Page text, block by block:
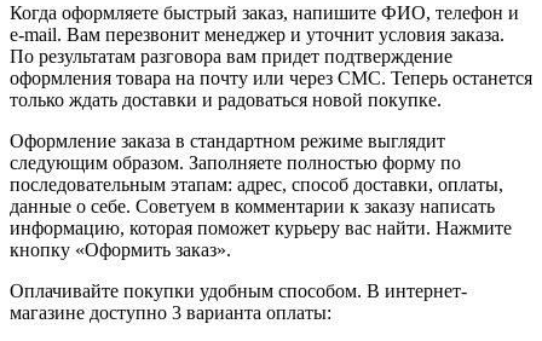
Когда оформляете быстрый заказ, напишите ФИО, телефон и
e-mail. Вам перезвонит менеджер и уточнит условия заказа.
По результатам разговора вам придет подтверждение
оформления товара на почту или через СМС. Теперь останется
только ждать доставки и радоваться новой покупке.
Оформление заказа в стандартном режиме выглядит
следующим образом. Заполняете полностью форму по
последовательным этапам: адрес, способ доставки, оплаты,
данные о себе. Советуем в комментарии к заказу написать
информацию, которая поможет курьеру вас найти. Нажмите
кнопку «Оформить заказ».
Оплачивайте покупки удобным способом. В интернет-
магазине доступно 3 варианта оплаты: